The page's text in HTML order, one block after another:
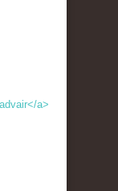
a>